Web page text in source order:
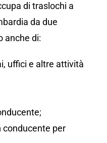
di traslochi a
da due
anche di:
uffici e altre attività
conducente per